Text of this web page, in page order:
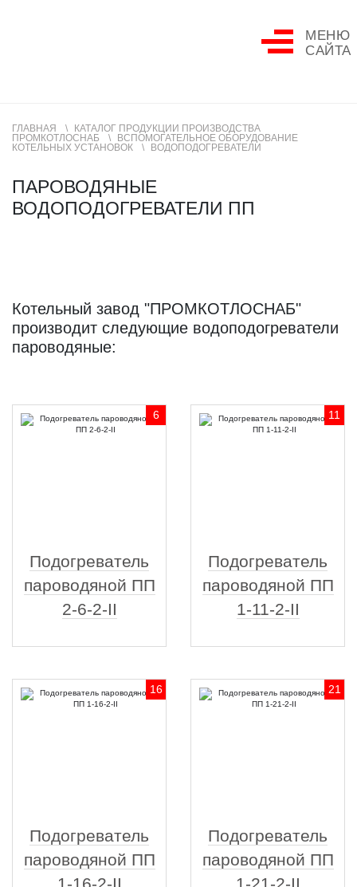
МЕНЮ
САЙТА
ГЛАВНАЯ
КАТАЛОГ ПРОДУКЦИИ ПРОИЗВОДСТВА
ПРОМКОТЛОСНАБ
ВСПОМОГАТЕЛЬНОЕ ОБОРУДОВАНИЕ
КОТЕЛЬНЫХ УСТАНОВОК
ВОДОПОДОГРЕВАТЕЛИ
ПАРОВОДЯНЫЕ
ВОДОПОДОГРЕВАТЕЛИ ПП
Котельный завод "ПРОМКОТЛОСНАБ"
производит следующие водоподогреватели
пароводяные:
6
Подогреватель
пароводяной ПП
2-6-2-II
11
Подогреватель
пароводяной ПП
1-11-2-II
16
Подогреватель
пароводяной ПП
21
Подогреватель
пароводяной ПП